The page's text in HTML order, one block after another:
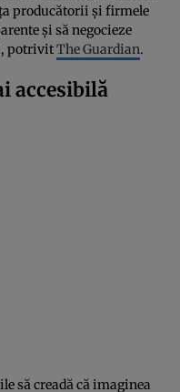
producătorii și firmele
și să negocieze
potrivitThe Guardian.
accesibilă
să creadă că imaginea